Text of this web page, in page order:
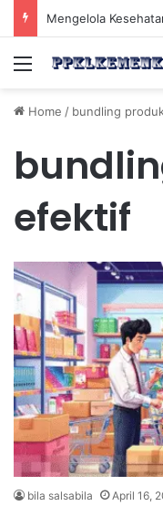
Menu
Home / bundling
efektif
bila salsabila April 16,